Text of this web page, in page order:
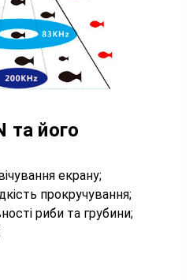
та його
екрану;
прокручування;
риби та грубини;